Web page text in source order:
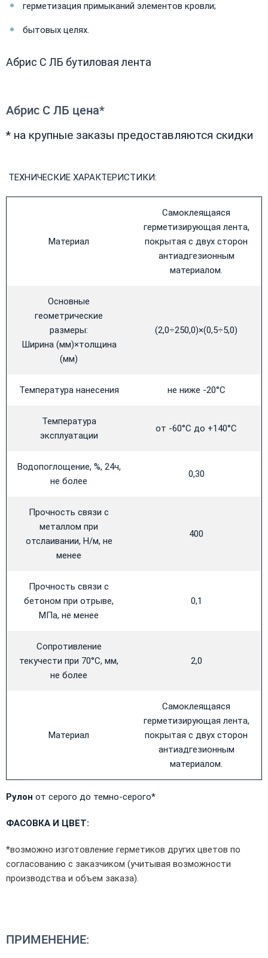
герметизация примыканий элементов кровли;
бытовых целях.
Абрис С ЛБ бутиловая лента
Абрис С ЛБ цена*
* на крупные заказы предоставляются скидки
ТЕХНИЧЕСКИЕ ХАРАКТЕРИСТИКИ:
Материал
Самоклеящаяся
герметизирующая лента,
покрытая с двух сторон
антиадгезионным
материалом.
Основные
геометрические
размеры:
Ширина (мм)×толщина
(мм)
(2,0÷250,0)×(0,5÷5,0)
Температура нанесения не ниже -20°С
Температура
эксплуатации
от -60°С до +140°С
Водопоглощение, %, 24ч,
не более
0,30
Прочность связи с
металлом при
отслаивании, Н/м, не
менее
400
Прочность связи с
бетоном при отрыве,
МПа, не менее
0,1
Сопротивление
текучести при 70°С, мм,
не более
2,0
Материал
Самоклеящаяся
герметизирующая лента,
покрытая с двух сторон
антиадгезионным
материалом.
Рулон от серого до темно-серого*
ФАСОВКА И ЦВЕТ:
*возможно изготовление герметиков других цветов по
согласованию с заказчиком (учитывая возможности
производства и объем заказа).
ПРИМЕНЕНИЕ: